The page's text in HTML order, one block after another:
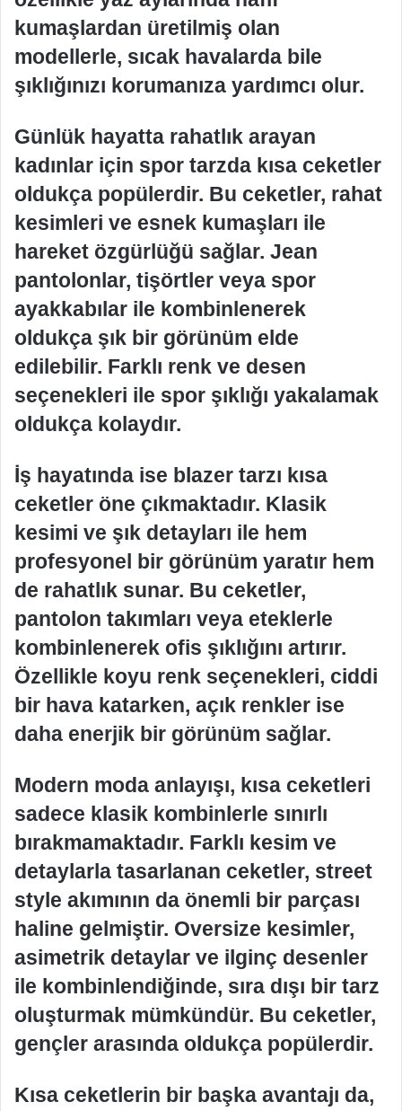
kumaşlardan üretilmiş olan
modellerle, sıcak havalarda bile
şıklığınızı korumanıza yardımcı olur.
Günlük hayatta rahatlık arayan
kadınlar için spor tarzda kısa ceketler
oldukça popülerdir. Bu ceketler, rahat
kesimleri ve esnek kumaşları ile
hareket özgürlüğü sağlar. Jean
pantolonlar, tişörtler veya spor
ayakkabılar ile kombinlenerek
oldukça şık bir görünüm elde
edilebilir. Farklı renk ve desen
seçenekleri ile spor şıklığı yakalamak
oldukça kolaydır.
İş hayatında ise blazer tarzı kısa
ceketler öne çıkmaktadır. Klasik
kesimi ve şık detayları ile hem
profesyonel bir görünüm yaratır hem
de rahatlık sunar. Bu ceketler,
pantolon takımları veya eteklerle
kombinlenerek ofis şıklığını artırır.
Özellikle koyu renk seçenekleri, ciddi
bir hava katarken, açık renkler ise
daha enerjik bir görünüm sağlar.
Modern moda anlayışı, kısa ceketleri
sadece klasik kombinlerle sınırlı
bırakmamaktadır. Farklı kesim ve
detaylarla tasarlanan ceketler, street
style akımının da önemli bir parçası
haline gelmiştir. Oversize kesimler,
asimetrik detaylar ve ilginç desenler
ile kombinlendiğinde, sıra dışı bir tarz
oluşturmak mümkündür. Bu ceketler,
gençler arasında oldukça popülerdir.
Kısa ceketlerin bir başka avantajı da,